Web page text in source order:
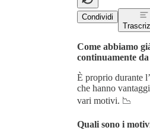
Condividi
Come abbiamo
continuamente da
È proprio durante
che hanno
vari motivi. 📉
Quali sono i